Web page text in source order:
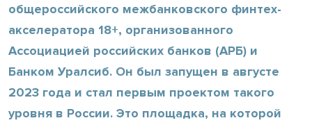
общероссийского межбанковского финтех-
акселератора 18+, организованного
Ассоциацией российских банков (АРБ) и
Банком Уралсиб. Он был запущен в августе
2023 года и стал первым проектом такого
уровня в России. Это площадка, на которой